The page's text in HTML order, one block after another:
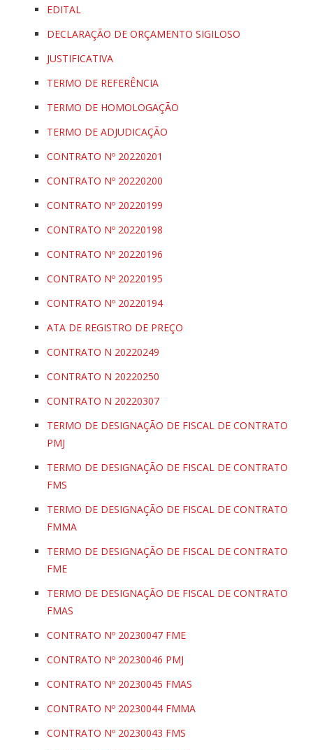
EDITAL
DECLARAÇÃO DE ORÇAMENTO SIGILOSO
JUSTIFICATIVA
TERMO DE REFERÊNCIA
TERMO DE HOMOLOGAÇÃO
TERMO DE ADJUDICAÇÃO
CONTRATO Nº 20220201
CONTRATO Nº 20220200
CONTRATO Nº 20220199
CONTRATO Nº 20220198
CONTRATO Nº 20220196
CONTRATO Nº 20220195
CONTRATO Nº 20220194
ATA DE REGISTRO DE PREÇO
CONTRATO N 20220249
CONTRATO N 20220250
CONTRATO N 20220307
TERMO DE DESIGNAÇÃO DE FISCAL DE CONTRATO
PMJ
TERMO DE DESIGNAÇÃO DE FISCAL DE CONTRATO
FMS
TERMO DE DESIGNAÇÃO DE FISCAL DE CONTRATO
FMMA
TERMO DE DESIGNAÇÃO DE FISCAL DE CONTRATO
FME
TERMO DE DESIGNAÇÃO DE FISCAL DE CONTRATO
FMAS
CONTRATO Nº 20230047 FME
CONTRATO Nº 20230046 PMJ
CONTRATO Nº 20230045 FMAS
CONTRATO Nº 20230044 FMMA
CONTRATO Nº 20230043 FMS